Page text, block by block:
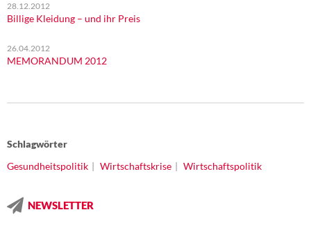
28.12.2012
Billige Kleidung – und ihr Preis
26.04.2012
MEMORANDUM 2012
Schlagwörter
Gesundheitspolitik
Wirtschaftskrise Wirtschaftspolitik
NEWSLETTER